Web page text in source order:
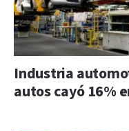
Industria
autos cayó 16%